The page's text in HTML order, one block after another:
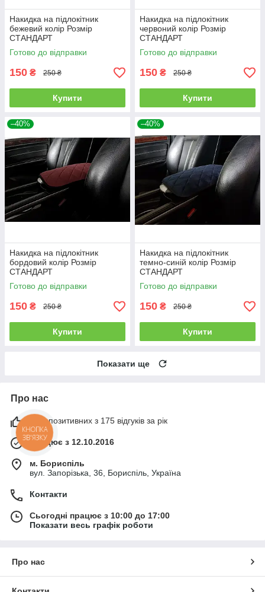
Накидка на підлокітник
бежевий колір Розмір
СТАНДАРТ
Готово до відправки
150 ₴ 250 ₴
Купити
Накидка на підлокітник
червоний колір Розмір
СТАНДАРТ
Готово до відправки
150 ₴ 250 ₴
Купити
–40%
Накидка на підлокітник
бордовий колір Розмір
СТАНДАРТ
Готово до відправки
150 ₴ 250 ₴
Купити
–40%
Накидка на підлокітник
темно-синій колір Розмір
СТАНДАРТ
Готово до відправки
150 ₴ 250 ₴
Купити
Показати ще
Про нас
98% позитивних з 175 відгуків за рік
Працює з 12.10.2016
м. Бориспіль
вул. Запорізька, 36, Бориспіль, Україна
Контакти
Сьогодні працює з 10:00 до 17:00
Показати весь графік роботи
Про нас
КНОПКА
ЗВ'ЯЗКУ